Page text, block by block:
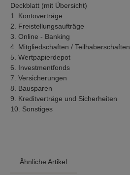
Deckblatt (mit Übersicht)
1. Kontoverträge
2. Freistellungsaufträge
3. Online - Banking
4. Mitgliedschaften / Teilhaberschaften
5. Wertpapierdepot
6. Investmentfonds
7. Versicherungen
8. Bausparen
9. Kreditverträge und Sicherheiten
10. Sonstiges
Ähnliche Artikel